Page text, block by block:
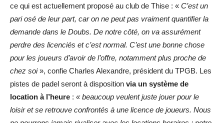
ce qui est actuellement proposé au club de Thise : « C’est un
pari osé de leur part, car on ne peut pas vraiment quantifier la
demande dans le Doubs. De notre côté, on va assurément
perdre des licenciés et c’est normal. C’est une bonne chose
pour les joueurs d’avoir de l’offre, notamment plus proche de
chez soi», confie Charles Alexandre, président du TPGB. Les
pistes de padel seront à disposition via un système de
location à l’heure : « beaucoup veulent juste jouer pour le
loisir et se retrouve confrontés à une licence de joueurs. Nous